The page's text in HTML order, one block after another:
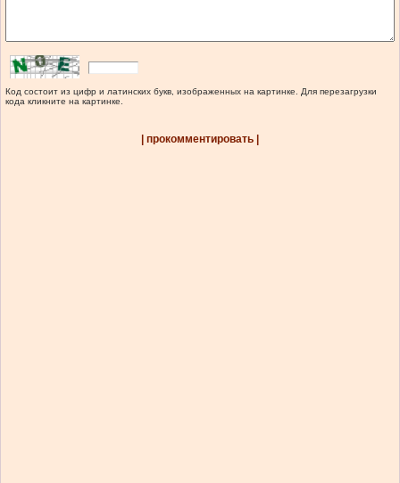
Код состоит из цифр и латинских букв, изображенных на картинке. Для перезагрузки
кода кликните на картинке.
| прокомментировать |